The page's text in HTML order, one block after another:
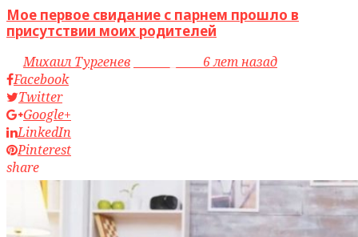
Мое первое свидание с парнем прошло в
присутствии моих родителей
byМихаил Тургенев
6 лет назад
Facebook
Twitter
Google+
LinkedIn
Pinterest
share